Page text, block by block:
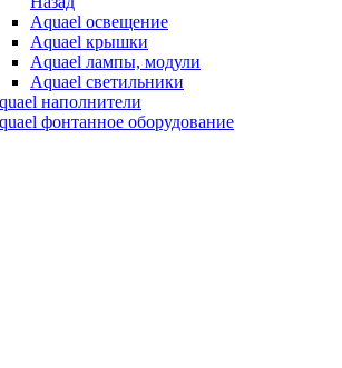
Aquael освещение
Aquael крышки
Aquael лампы, модули
Aquael светильники
наполнители
фонтанное оборудование